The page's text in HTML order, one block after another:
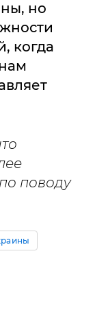
но
когда
поводу